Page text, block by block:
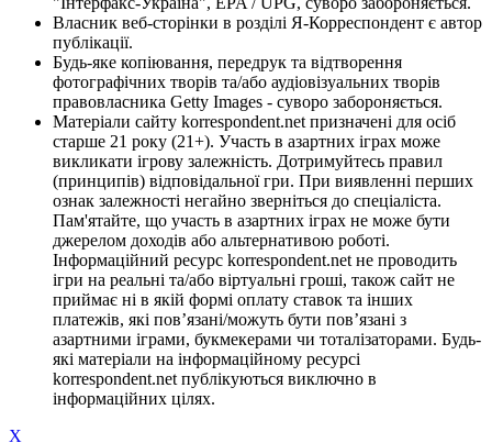
Власник веб-сторінки в розділі Я-Корреспондент є автор
публікації.
Будь-яке копіювання, передрук та відтворення
фотографічних творів та/або аудіовізуальних творів
правовласника Getty Images - суворо забороняється.
Матеріали сайту korrespondent.net призначені для осіб
старше 21 року (21+). Участь в азартних іграх може
викликати ігрову залежність. Дотримуйтесь правил
(принципів) відповідальної гри. При виявленні перших
ознак залежності негайно зверніться до спеціаліста.
Пам'ятайте, що участь в азартних іграх не може бути
джерелом доходів або альтернативою роботі.
Інформаційний ресурс korrespondent.net не проводить
ігри на реальні та/або віртуальні гроші, також сайт не
приймає ні в якій формі оплату ставок та інших
платежів, які пов’язані/можуть бути пов’язані з
азартними іграми, букмекерами чи тоталізаторами. Будь-
які матеріали на інформаційному ресурсі
korrespondent.net публікуються виключно в
інформаційних цілях.
X